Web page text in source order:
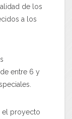
de los
a los
entre 6 y
el proyecto